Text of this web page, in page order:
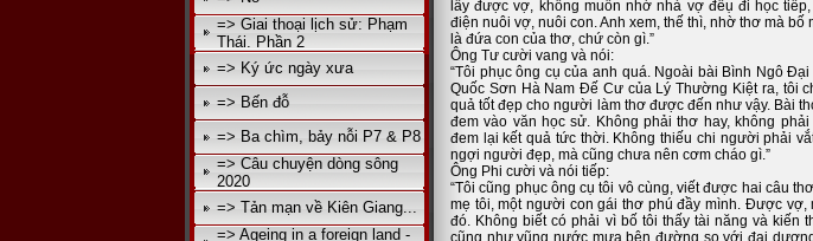
=> Giai thoại lịch sử: Phạm
Thái. Phần 2
=> Ký ức ngày xưa
=> Bến đỗ
=> Ba chìm, bảy nỗi P7 & P8
=> Câu chuyện dòng sông
2020
=> Tản mạn về Kiên Giang...
=> Ageing in a foreign land -
lấy được vợ, không muốn nhờ nhà vợ đểụ đi học
điện nuôi vợ, nuôi con. Anh xem, thế thì, nhờ thơ mà bố
là đứa con của thơ, chứ còn gì.”
Ông Tư cười vang và nói:
“Tôi phục ông cụ của anh quá. Ngoài bài Bình Ngô
Quốc Sơn Hà Nam Đế Cư của Lý Thường Kiệt ra, tôi
quả tốt đẹp cho người làm thơ được đến như vậy. Bài
đem vào văn học sử. Không phải thơ hay, không
đem lại kết quả tức thời. Không thiếu chi người phải
ngợi người đẹp, mà cũng chưa nên cơm cháo gì.”
Ông Phi cười và nói tiếp:
“Tôi cũng phục ông cụ tôi vô cùng, viết được hai câu
mẹ tôi, một người con gái thơ phú đầy mình. Được vợ,
đó. Không biết có phải vì bố tôi thấy tài năng và kiến
cũng như vũng nước mưa bên đường so với đại